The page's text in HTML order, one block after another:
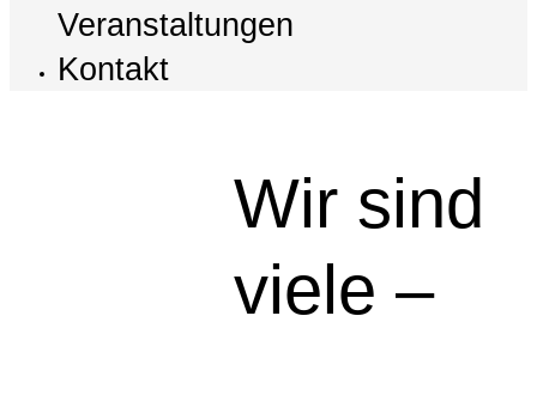
Veranstaltungen
Kontakt
Wir sind
viele –